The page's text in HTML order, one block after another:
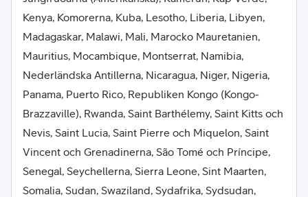
Kenya, Komorerna, Kuba, Lesotho, Liberia, Libyen,
Madagaskar, Malawi, Mali, Marocko Mauretanien,
Mauritius, Mocambique, Montserrat, Namibia,
Nederländska Antillerna, Nicaragua, Niger, Nigeria,
Panama, Puerto Rico, Republiken Kongo (Kongo-
Brazzaville), Rwanda, Saint Barthélemy, Saint Kitts och
Nevis, Saint Lucia, Saint Pierre och Miquelon, Saint
Vincent och Grenadinerna, São Tomé och Príncipe,
Senegal, Seychellerna, Sierra Leone, Sint Maarten,
Somalia, Sudan, Swaziland, Sydafrika, Sydsudan,